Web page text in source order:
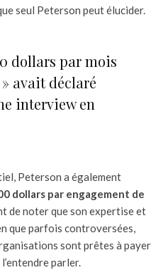
seul Peterson peut élucider.
dollars par mois
avait déclaré
interview en
Peterson a également
dollars par engagement de
de noter que son expertise et
que parfois controversées,
sont prêtes à payer
parler.